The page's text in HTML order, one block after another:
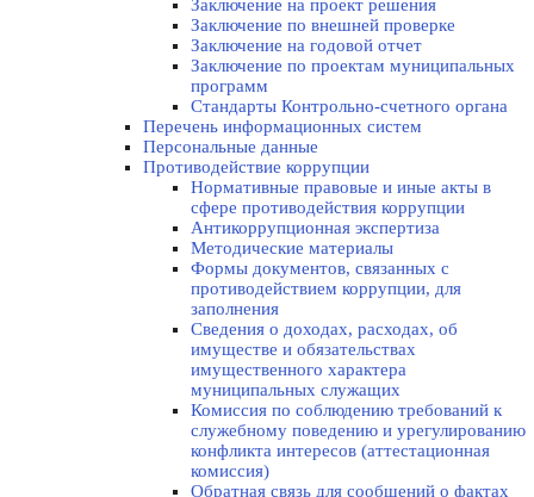
Заключение на проект решения
Заключение по внешней проверке
Заключение на годовой отчет
Заключение по проектам муниципальных
программ
Стандарты Контрольно-счетного органа
Перечень информационных систем
Персональные данные
Противодействие коррупции
Нормативные правовые и иные акты в
сфере противодействия коррупции
Антикоррупционная экспертиза
Методические материалы
Формы документов, связанных с
противодействием коррупции, для
заполнения
Сведения о доходах, расходах, об
имуществе и обязательствах
имущественного характера
муниципальных служащих
Комиссия по соблюдению требований к
служебному поведению и урегулированию
конфликта интересов (аттестационная
комиссия)
Обратная связь для сообщений о фактах